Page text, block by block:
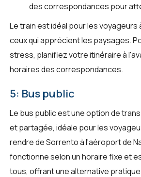
des correspondances pour
Le train est idéal pour les
ceux qui apprécient les paysages.
stress, planifiez votre itinéraire à
horaires des correspondances.
5: Bus public
Le bus public est une option de
et partagée, idéale pour les
rendre de Sorrento à l'aéroport de
fonctionne selon un horaire fixe et
tous, offrant une alternative